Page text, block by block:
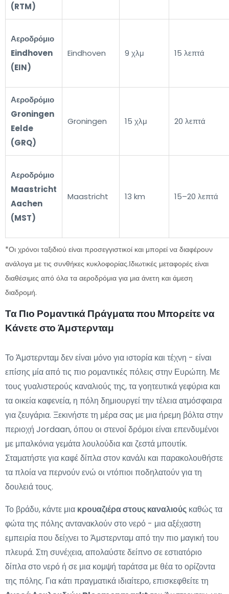
(RTM)
Αεροδρόμιο
Eindhoven
(EIN)
Eindhoven 9 χλμ 15 λεπτά
Αεροδρόμιο
Groningen
Eelde
(GRQ)
Groningen 15 χλμ 20 λεπτά
Αεροδρόμιο
Maastricht
Aachen
(MST)
Maastricht 13 km 15–20 λεπτά
*Οι χρόνοι ταξιδιού είναι προσεγγιστικοί και μπορεί να διαφέρουν
ανάλογα με τις συνθήκες κυκλοφορίας.Ιδιωτικές μεταφορές είναι
διαθέσιμες από όλα τα αεροδρόμια για μια άνετη και άμεση
διαδρομή.
Τα Πιο Ρομαντικά Πράγματα που Μπορείτε να
Κάνετε στο Άμστερνταμ
Το Άμστερνταμ δεν είναι μόνο για ιστορία και τέχνη - είναι
επίσης μία από τις πιο ρομαντικές πόλεις στην Ευρώπη. Με
τους γυαλιστερούς καναλιούς της, τα γοητευτικά γεφύρια και
τα οικεία καφενεία, η πόλη δημιουργεί την τέλεια ατμόσφαιρα
για ζευγάρια. Ξεκινήστε τη μέρα σας με μια ήρεμη βόλτα στην
περιοχή Jordaan, όπου οι στενοί δρόμοι είναι επενδυμένοι
με μπαλκόνια γεμάτα λουλούδια και ζεστά μπουτίκ.
Σταματήστε για καφέ δίπλα στον κανάλι και παρακολουθήστε
τα πλοία να περνούν ενώ οι ντόπιοι ποδηλατούν για τη
δουλειά τους.
Το βράδυ, κάντε μια κρουαζιέρα στους καναλιούς καθώς τα
φώτα της πόλης αντανακλούν στο νερό - μια αξέχαστη
εμπειρία που δείχνει το Άμστερνταμ από την πιο μαγική του
πλευρά. Στη συνέχεια, απολαύστε δείπνο σε εστιατόριο
δίπλα στο νερό ή σε μια κομψή ταράτσα με θέα το ορίζοντα
της πόλης. Για κάτι πραγματικά ιδιαίτερο, επισκεφθείτε τη